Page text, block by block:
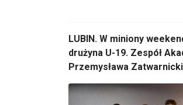
LUBIN. W miniony
drużyna U-19. Zespół
Przemysława